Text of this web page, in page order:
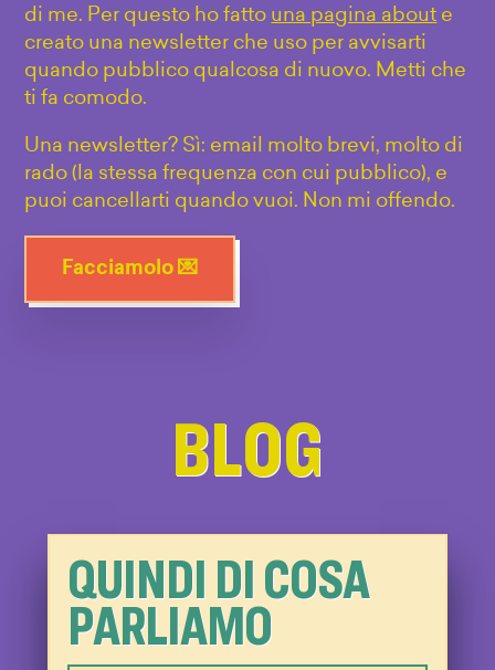
di me. Per questo ho fatto una pagina about e
creato una newsletter che uso per avvisarti
quando pubblico qualcosa di nuovo. Metti che
ti fa comodo.
Una newsletter? Sì: email molto brevi, molto di
rado (la stessa frequenza con cui pubblico), e
puoi cancellarti quando vuoi. Non mi offendo.
Facciamolo 💌
BLOG
QUINDI DI COSA
PARLIAMO